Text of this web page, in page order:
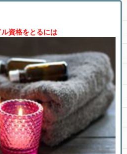
ル資格をとるには